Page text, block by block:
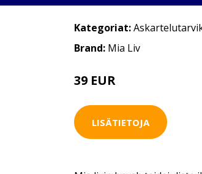
Kategoriat:
Brand: Mia Liv
39 EUR
LISÄTIETOJA